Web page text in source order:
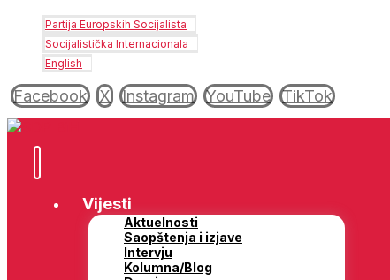
Partija Europskih Socijalista
Socijalistička Internacionala
English
Facebook X Instagram YouTube TikTok
Vijesti
Aktuelnosti
Saopštenja i izjave
Intervju
Kolumna/Blog